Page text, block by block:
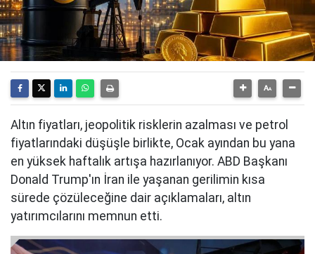
Altın fiyatları, jeopolitik risklerin azalması ve petrol
fiyatlarındaki düşüşle birlikte, Ocak ayından bu yana
en yüksek haftalık artışa hazırlanıyor. ABD Başkanı
Donald Trump'ın İran ile yaşanan gerilimin kısa
sürede çözüleceğine dair açıklamaları, altın
yatırımcılarını memnun etti.